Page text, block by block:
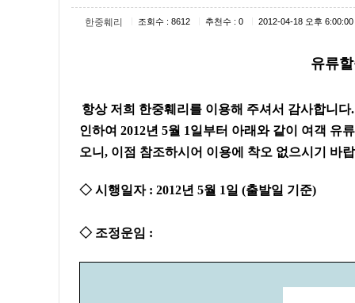
한중훼리 조회수 : 8612 추천수 : 0 2012-04-18 오후 6:00:00
유류
항상 저희 한중훼리를 이용해 주셔서 감사합니
인하여 2012년 5월 1일부터 아래와 같이 여객 유
오니, 이점 참조하시어 이용에 착오 없으시기 바
◇ 시행일자 : 2012년 5월 1일 (출발일 기준)
◇ 조정운임 :